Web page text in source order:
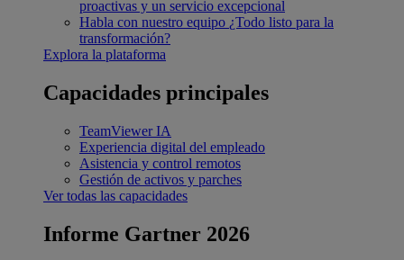
proactivas y un servicio excepcional
Habla con nuestro equipo ¿Todo listo para la
transformación?
Explora la plataforma
Capacidades principales
TeamViewer IA
Experiencia digital del empleado
Asistencia y control remotos
Gestión de activos y parches
Ver todas las capacidades
Informe Gartner 2026